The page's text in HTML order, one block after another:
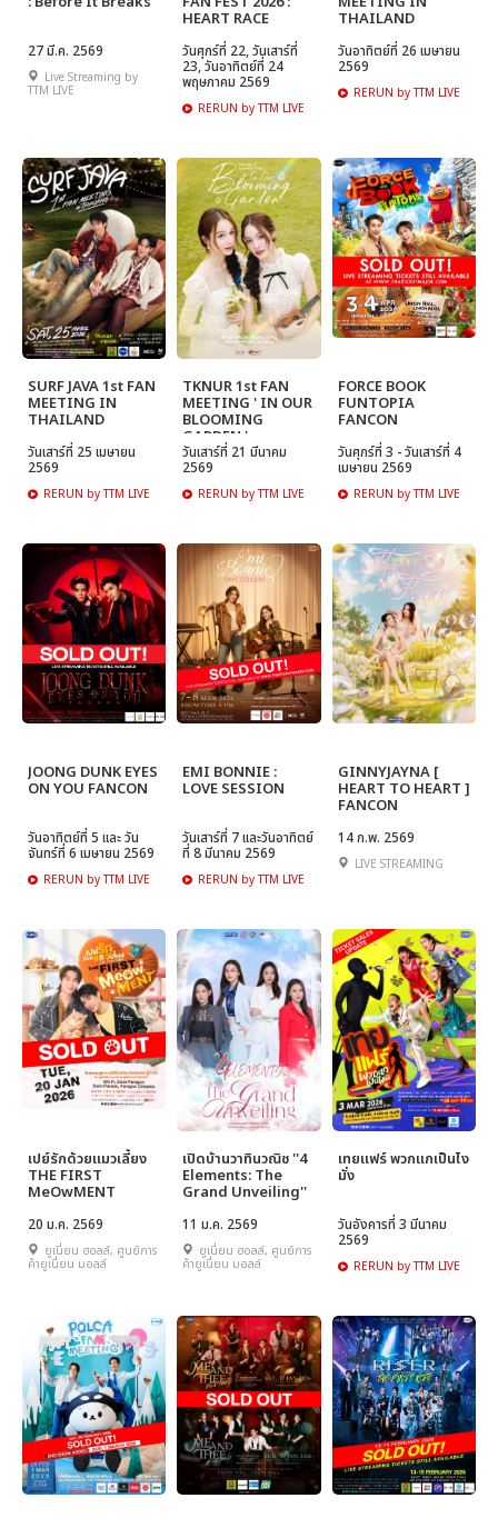
27 มี.ค. 2569
Live Streaming by
TTM LIVE
HEART RACE
วันศุกร์ที่ 22, วันเสาร์ที่
23, วันอาทิตย์ที่ 24
พฤษภาคม 2569
RERUN by TTM LIVE
THAILAND
วันอาทิตย์ที่ 26 เมษายน
2569
RERUN by TTM LIVE
SURF JAVA 1st FAN
MEETING IN
THAILAND
วันเสาร์ที่ 25 เมษายน
2569
RERUN by TTM LIVE
TKNUR 1st FAN
MEETING ' IN OUR
BLOOMING
GARDEN '
วันเสาร์ที่ 21 มีนาคม
2569
RERUN by TTM LIVE
FORCE BOOK
FUNTOPIA
FANCON
วันศุกร์ที่ 3 - วันเสาร์ที่ 4
เมษายน 2569
RERUN by TTM LIVE
JOONG DUNK EYES
ON YOU FANCON
วันอาทิตย์ที่ 5 และ วัน
จันทร์ที่ 6 เมษายน 2569
RERUN by TTM LIVE
EMI BONNIE :
LOVE SESSION
วันเสาร์ที่ 7 และวันอาทิตย์
ที่ 8 มีนาคม 2569
RERUN by TTM LIVE
GINNYJAYNA [
HEART TO HEART ]
FANCON
14 ก.พ. 2569
LIVE STREAMING
เปย์รักด้วยแมวเลี้ยง
THE FIRST
MeOwMENT
20 ม.ค. 2569
ยูเนี่ยน ฮอลล์, ศูนย์การ
ค้ายูเนี่ยน มอลล์
เปิดบ้านวาทินวณิช ''4
Elements: The
Grand Unveiling''
11 ม.ค. 2569
ยูเนี่ยน ฮอลล์, ศูนย์การ
ค้ายูเนี่ยน มอลล์
เทยแฟร์ พวกแกเป็นไง
มั่ง
วันอังคารที่ 3 มีนาคม
2569
RERUN by TTM LIVE